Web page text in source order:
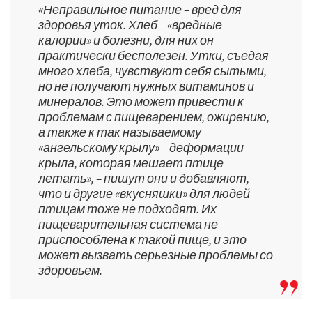
«Неправильное питание – вред для
здоровья уток. Хлеб – «вредные
калории» и болезни, для них он
практически бесполезен. Утки, съедая
много хлеба, чувствуют себя сытыми,
но не получают нужных витаминов и
минералов. Это может привести к
проблемам с пищеварением, ожирению,
а также к так называемому
«ангельскому крылу» – деформации
крыла, которая мешает птице
летать», – пишут они и добавляют,
что и другие «вкусняшки» для людей
птицам тоже не подходят. Их
пищеварительная система не
приспособлена к такой пище, и это
может вызвать серьезные проблемы со
здоровьем.